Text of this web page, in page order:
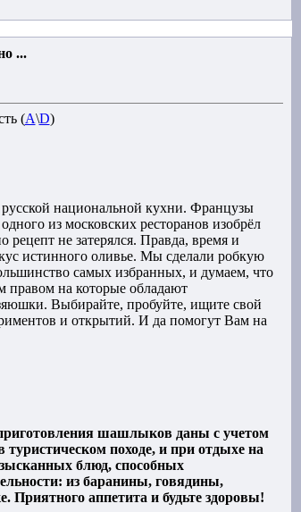
...
(A\D)
русской национальной кухни. Французы
из московских ресторанов изобрёл
не затерялся. Правда, время и
истинного оливье. Мы сделали робкую
самых избранных, и думаем, что
правом на которые обладают
Выбирайте, пробуйте, ищите свой
и открытий. И да помогут Вам на
шашлыков даны с учетом
походе, и при отдыхе на
блюд, способных
из баранины, говядины,
аппетита и будьте здоровы!